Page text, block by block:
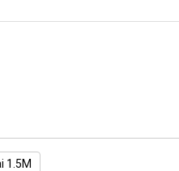
1.5M